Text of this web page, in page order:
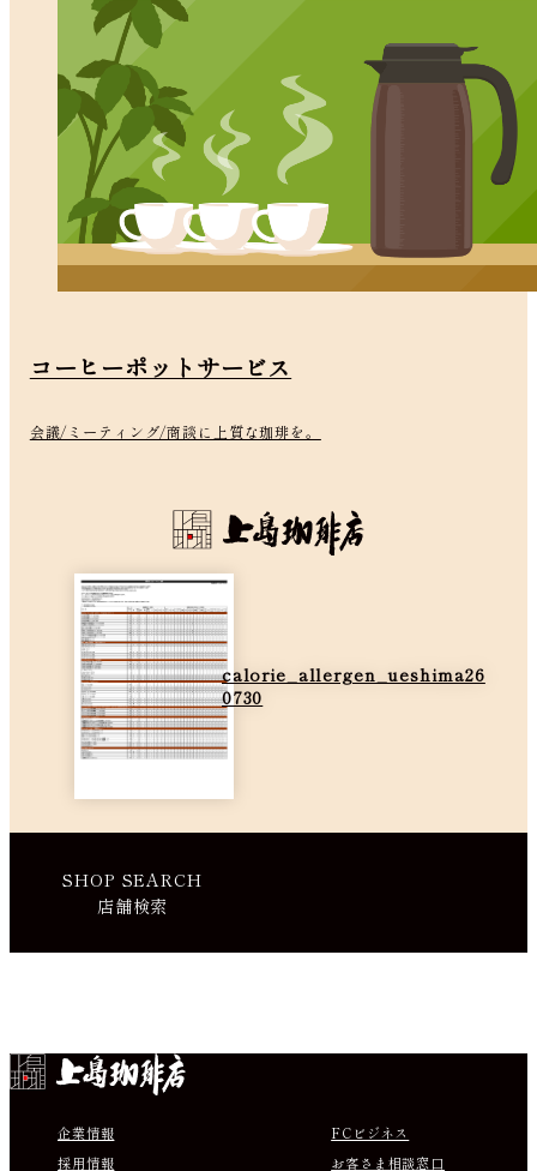
コーヒーポットサービス
会議/ミーティング/商談に上質な珈琲を。
calorie_allergen_ueshima26
0730
SHOP SEARCH
店舗検索
企業情報
採用情報
FCビジネス
お客さま相談窓口